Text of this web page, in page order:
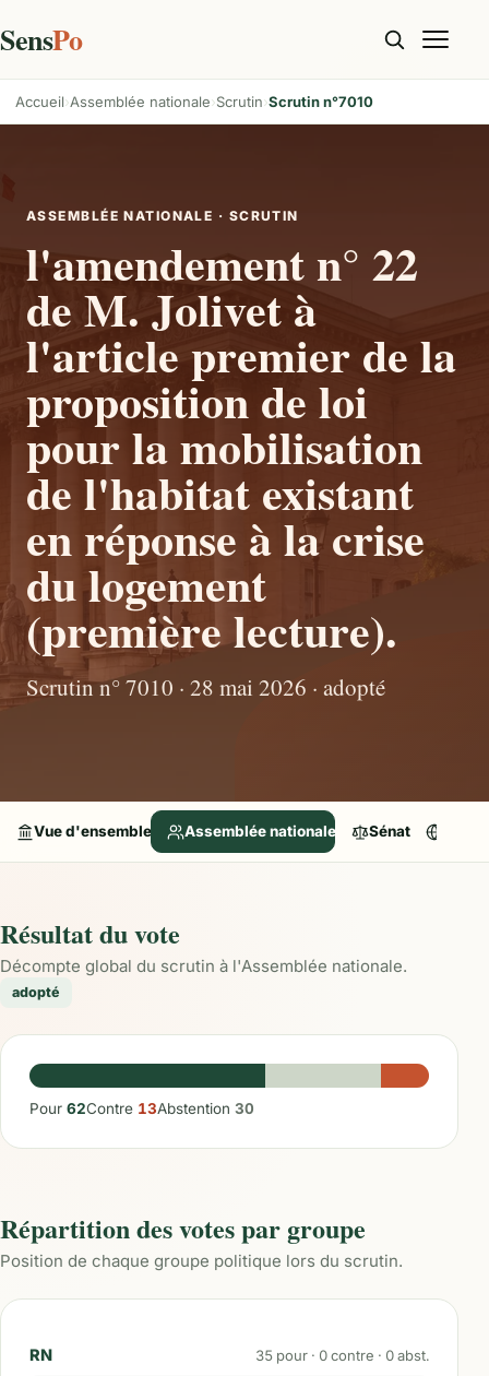
SensPo
Accueil Assemblée nationale Scrutin Scrutin n°7010
ASSEMBLÉE NATIONALE · SCRUTIN
l'amendement n° 22
de M. Jolivet à
l'article premier de la
proposition de loi
pour la mobilisation
de l'habitat existant
en réponse à la crise
du logement
(première lecture).
Scrutin n° 7010 · 28 mai 2026 · adopté
Vue d'ensemble Assemblée nationale Sénat
Résultat du vote
Décompte global du scrutin à l'Assemblée nationale.
adopté
Pour 62Contre 13Abstention 30
Répartition des votes par groupe
Position de chaque groupe politique lors du scrutin.
RN 35 pour · 0contre · 0abst.